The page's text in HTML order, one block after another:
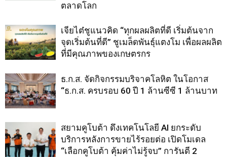
ตลาดโลก
เจียไต๋ชูแนวคิด “ทุกผลผลิตที่ดี เริ่มต้นจาก
จุดเริ่มต้นที่ดี” ชูเมล็ดพันธุ์แตงโม เพื่อผลผลิต
ที่มีคุณภาพของเกษตรกร
ธ.ก.ส. จัดกิจกรรมบริจาคโลหิต ในโอกาส
“ธ.ก.ส. ครบรอบ 60 ปี 1 ล้านซีซี 1 ล้านบาท
สยามคูโบต้า ดึงเทคโนโลยี AI ยกระดับ
บริการหลังการขายไร้รอยต่อ เปิดโมเดล
“เลือกคูโบต้า คุ้มค่าไม่รู้จบ” การันตี 2